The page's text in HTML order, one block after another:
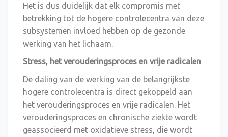
Het is dus duidelijk dat elk compromis met
betrekking tot de hogere controlecentra van deze
subsystemen invloed hebben op de gezonde
werking van het lichaam.
Stress, het verouderingsproces en vrije radicalen
De daling van de werking van de belangrijkste
hogere controlecentra is direct gekoppeld aan
het verouderingsproces en vrije radicalen. Het
verouderingsproces en chronische ziekte wordt
geassocieerd met oxidatieve stress, die wordt